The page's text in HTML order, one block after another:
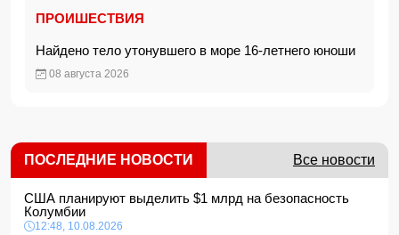
ПРОИШЕСТВИЯ
Найдено тело утонувшего в море 16-летнего юноши
08 августа 2026
ПОСЛЕДНИЕ НОВОСТИ Все новости
США планируют выделить $1 млрд на безопасность
Колумбии
12:48, 10.08.2026